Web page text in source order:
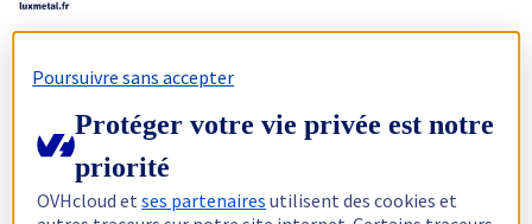
Poursuivre sans accepter
Protéger votre vie privée est notre
priorité
OVHcloud etses partenaires utilisent des cookies et